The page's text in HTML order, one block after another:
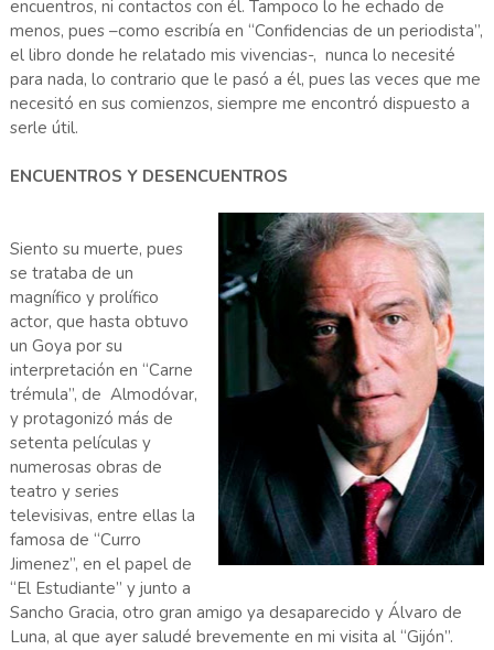
encuentros, ni contactos con él. Tampoco lo he echado de
menos, pues –como escribía en “Confidencias de un periodista”,
el libro donde he relatado mis vivencias-, nunca lo necesité
para nada, lo contrario que le pasó a él, pues las veces que me
necesitó en sus comienzos, siempre me encontró dispuesto a
serle útil.
ENCUENTROS Y DESENCUENTROS
Siento su muerte, pues
se trataba de un
magnífico y prolífico
actor, que hasta obtuvo
un Goya por su
interpretación en “Carne
trémula”, de Almodóvar,
y protagonizó más de
setenta películas y
numerosas obras de
teatro y series
televisivas, entre ellas la
famosa de “Curro
Jimenez”, en el papel de
“El Estudiante” y junto a
Sancho Gracia, otro gran amigo ya desaparecido y Álvaro de
Luna, al que ayer saludé brevemente en mi visita al “Gijón”.